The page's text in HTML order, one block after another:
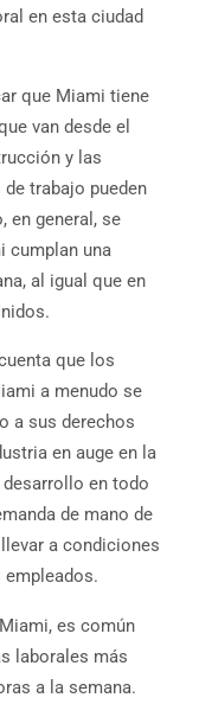
en esta ciudad
que Miami tiene
van desde el
y las
trabajo pueden
en general, se
cumplan una
al igual que en
que los
a menudo se
a sus derechos
en auge en la
en todo
de mano de
a condiciones
es común
laborales más
a la semana.